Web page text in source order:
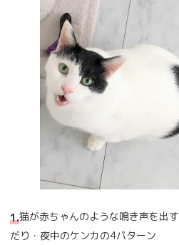
1.猫が赤ちゃんのような鳴き声を出
だり・夜中のケンカの4パターン